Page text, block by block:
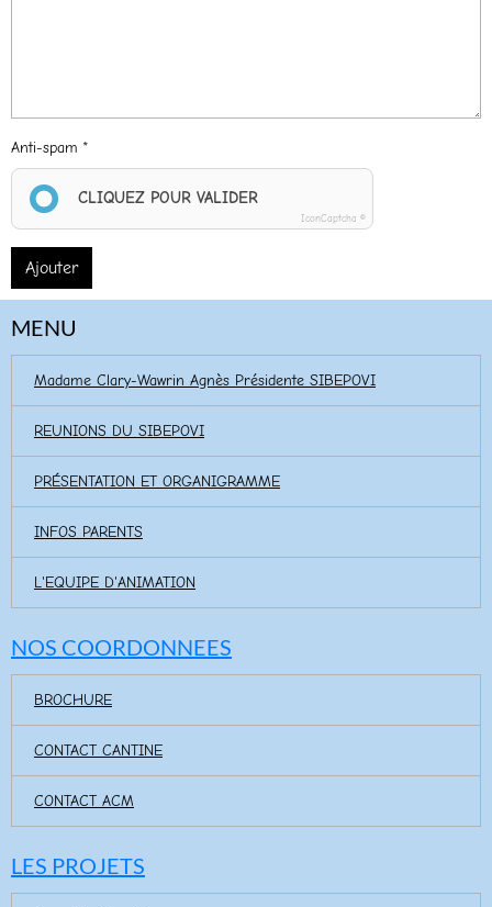
Anti-spam
CLIQUEZ POUR VALIDER
IconCaptcha ©
Ajouter
MENU
Madame Clary-Wawrin Agnès Présidente SIBEPOVI
REUNIONS DU SIBEPOVI
PRÉSENTATION ET ORGANIGRAMME
INFOS PARENTS
L'EQUIPE D'ANIMATION
NOS COORDONNEES
BROCHURE
CONTACT CANTINE
CONTACT ACM
LES PROJETS